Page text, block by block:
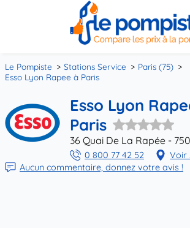
Le Pompiste Stations Service
Paris (75)
Esso Lyon Rapee à Paris
Esso Lyon
Paris
36 Quai De La Rapée -
0 800 77 42 52
Voir
Aucun commentaire, donnez votre avis !